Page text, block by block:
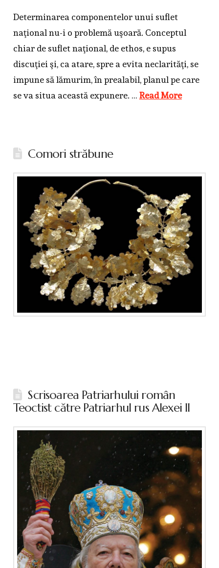
Determinarea componentelor unui suflet
naţional nu-i o problemă uşoară. Conceptul
chiar de suflet naţional, de ethos, e supus
discuţiei şi, ca atare, spre a evita neclarităţi, se
impune să lămurim, în prealabil, planul pe care
se va situa această expunere. … Read More
Comori străbune
Scrisoarea Patriarhului român
Teoctist către Patriarhul rus Alexei II